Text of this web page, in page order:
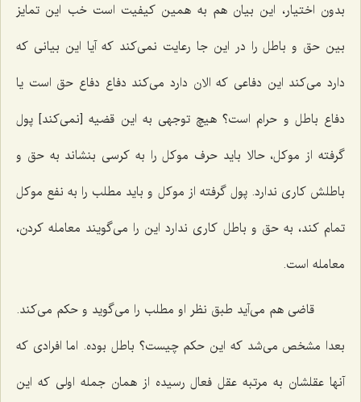
بدون اختیار، این بیان هم به همین کیفیت است خب این تمایز
بین حق و باطل را در این جا رعایت نمی‌کند که آیا این بیانی که
دارد می‌کند این دفاعی که الان دارد می‌کند دفاع دفاع حق است یا
دفاع باطل و حرام است؟ هیچ توجهی به این قضیه [نمی‌کند] پول
گرفته از موکل، حالا باید حرف موکل را به کرسی بنشاند به حق و
باطلش کاری ندارد. پول گرفته از موکل و باید مطلب را به نفع موکل
تمام کند، به حق و باطل کاری ندارد این را می‌گویند معامله کردن،
معامله است.
قاضی هم می‌آید طبق نظر او مطلب را می‌گوید و حکم می‌کند.
بعدا مشخص می‌شد که این حکم چیست؟ باطل بوده. اما افرادی که
آنها عقلشان به مرتبه عقل فعال رسیده از همان جمله اولی که این